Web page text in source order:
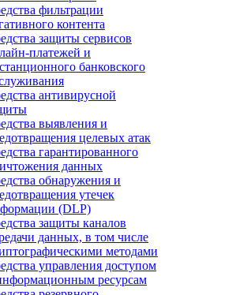
фильтрации
контента
защиты сервисов
платежей и
банковского
антивирусной
выявления и
целевых атак
гарантированного
данных
обнаружения и
утечек
(DLP)
защиты каналов
данных, в том числе
методами
управления доступом
ресурсам